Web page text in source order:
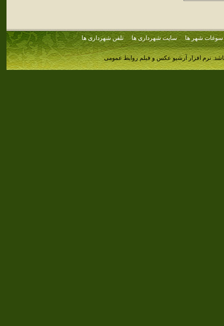
سوغات شهر ها سایت شهرداری ها تلفن شهرداری ها
نرم افزار آرشیو عکس و فیلم روابط عمومی